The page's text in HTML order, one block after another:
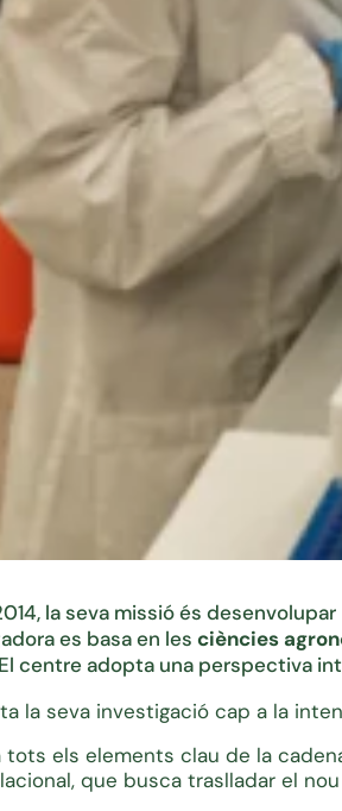
la seva missió és
es basa en les ciències
centre adopta una perspectiva
la seva investigació cap a la
els elements clau de la
que busca traslladar el